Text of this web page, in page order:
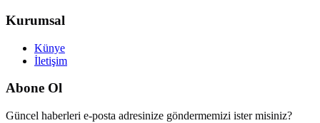
Kurumsal
Künye
İletişim
Abone Ol
Güncel haberleri e-posta adresinize göndermemizi ister misiniz?